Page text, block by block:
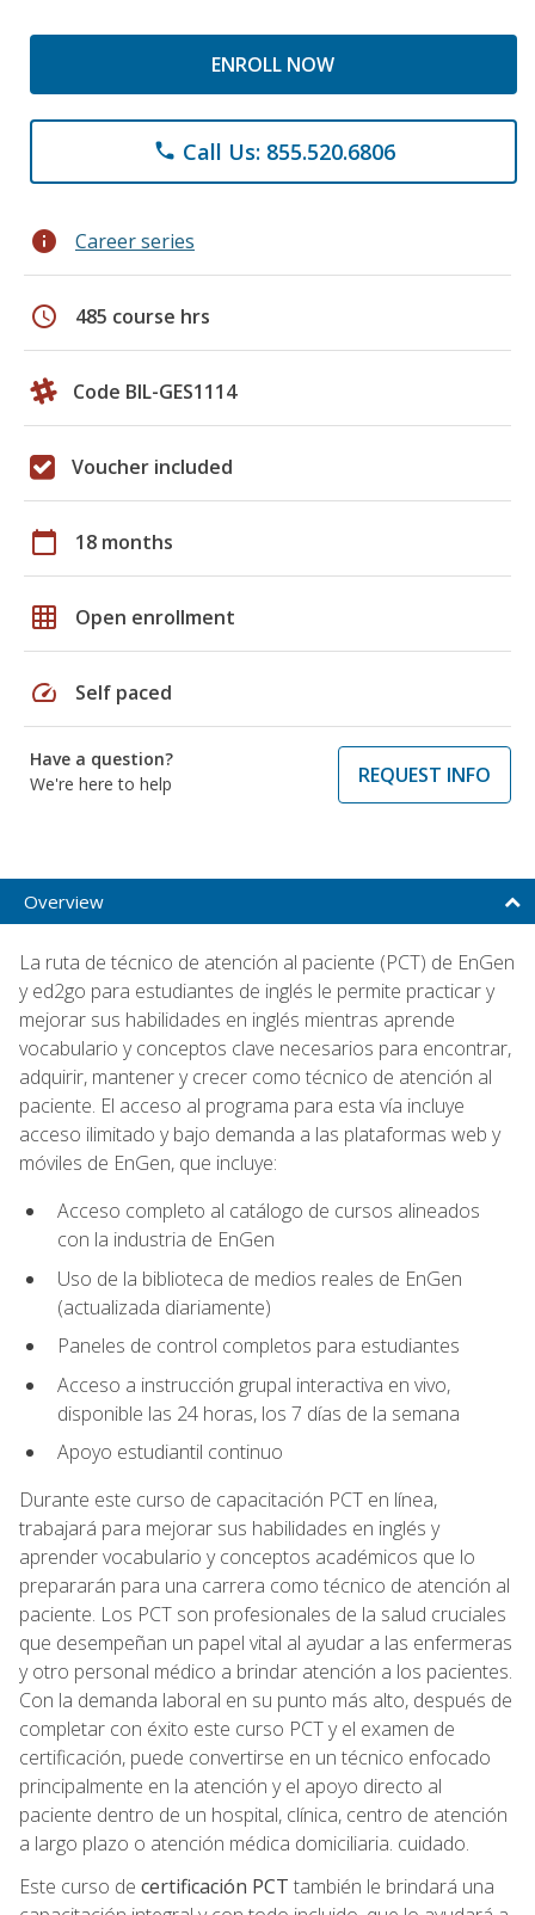
ENROLL NOW
phone Call Us: 855.520.6806
info Career series
schedule 485 course hrs
Code BIL-GES1114
Voucher included
calendar_today 18 months
grid_on Open enrollment
speed Self paced
Have a question?
We're here to help
REQUEST INFO
Overview
La ruta de técnico de atención al paciente (PCT) de EnGen
y ed2go para estudiantes de inglés le permite practicar y
mejorar sus habilidades en inglés mientras aprende
vocabulario y conceptos clave necesarios para encontrar,
adquirir, mantener y crecer como técnico de atención al
paciente. El acceso al programa para esta vía incluye
acceso ilimitado y bajo demanda a las plataformas web y
móviles de EnGen, que incluye:
Acceso completo al catálogo de cursos alineados
con la industria de EnGen
Uso de la biblioteca de medios reales de EnGen
(actualizada diariamente)
Paneles de control completos para estudiantes
Acceso a instrucción grupal interactiva en vivo,
disponible las 24 horas, los 7 días de la semana
Apoyo estudiantil continuo
Durante este curso de capacitación PCT en línea,
trabajará para mejorar sus habilidades en inglés y
aprender vocabulario y conceptos académicos que lo
prepararán para una carrera como técnico de atención al
paciente. Los PCT son profesionales de la salud cruciales
que desempeñan un papel vital al ayudar a las enfermeras
y otro personal médico a brindar atención a los pacientes.
Con la demanda laboral en su punto más alto, después de
completar con éxito este curso PCT y el examen de
certificación, puede convertirse en un técnico enfocado
principalmente en la atención y el apoyo directo al
paciente dentro de un hospital, clínica, centro de atención
a largo plazo o atención médica domiciliaria. cuidado.
Este curso de certificación PCT también le brindará una